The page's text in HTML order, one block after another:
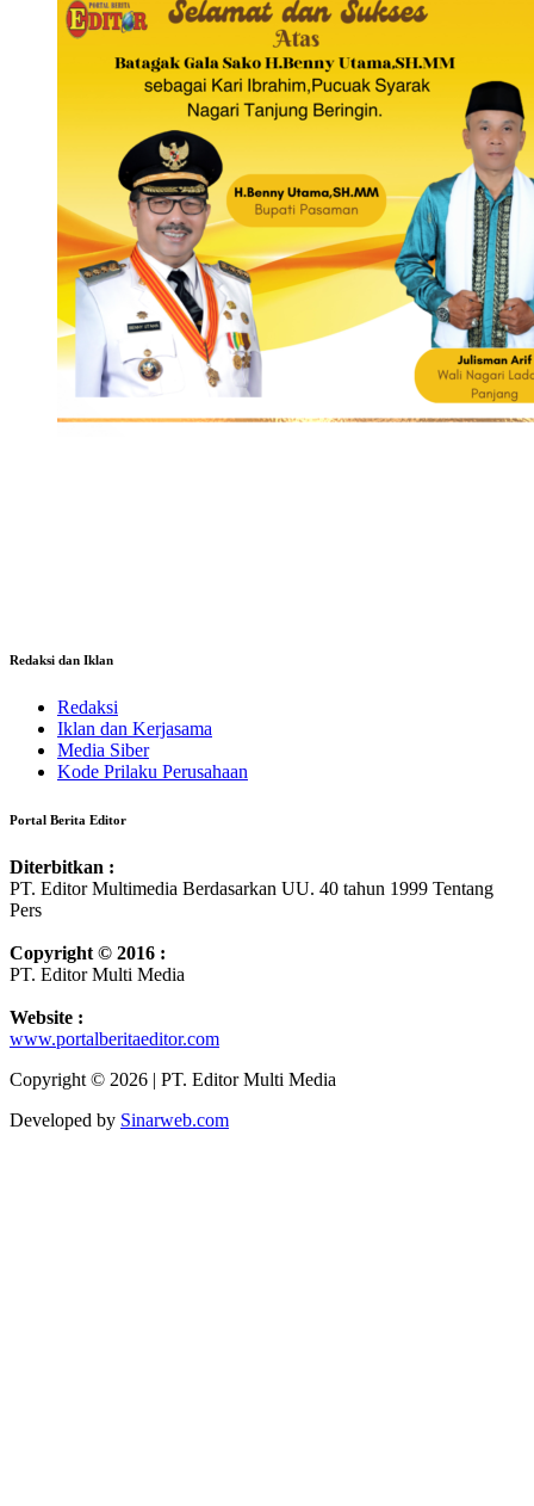
Redaksi dan Iklan
Redaksi
Iklan dan Kerjasama
Media Siber
Kode Prilaku Perusahaan
Portal Berita Editor
Diterbitkan :
PT. Editor Multimedia Berdasarkan UU. 40 tahun 1999 Tentang
Pers
Copyright © 2016 :
PT. Editor Multi Media
Website :
www.portalberitaeditor.com
Copyright © 2026 | PT. Editor Multi Media
Developed by Sinarweb.com